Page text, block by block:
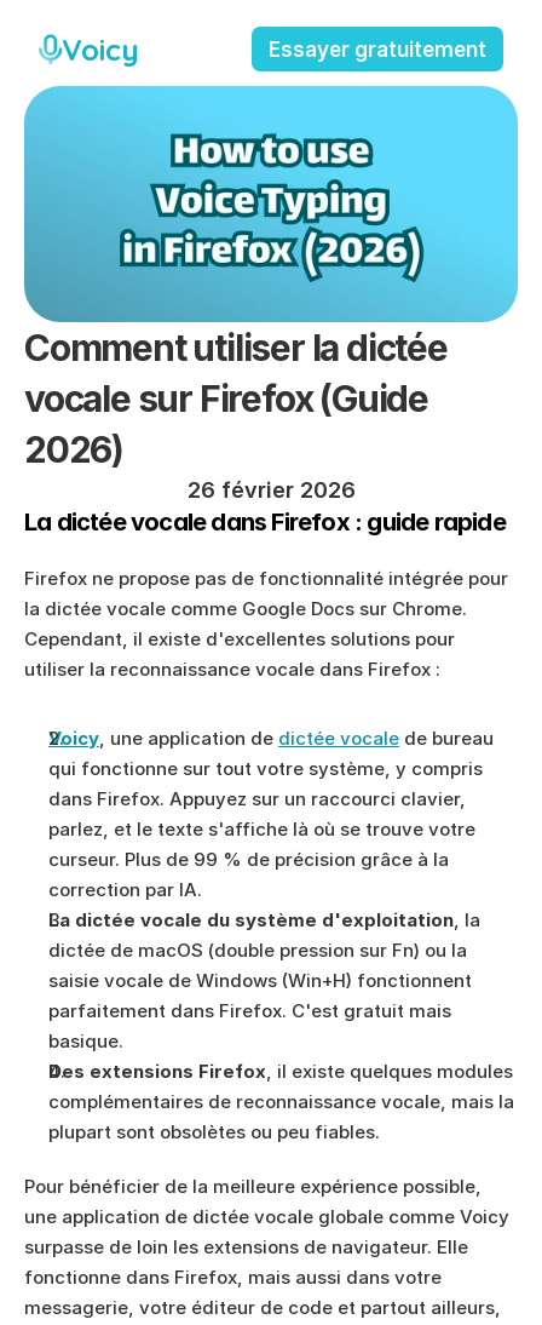
Voicy Essayer gratuitement
Comment utiliser la dictée
vocale sur Firefox (Guide
2026)
26 février 2026
La dictée vocale dans Firefox : guide rapide
Firefox ne propose pas de fonctionnalité intégrée pour
la dictée vocale comme Google Docs sur Chrome.
Cependant, il existe d'excellentes solutions pour
utiliser la reconnaissance vocale dans Firefox :
Voicy, une application de dictée vocale de bureau
qui fonctionne sur tout votre système, y compris
dans Firefox. Appuyez sur un raccourci clavier,
parlez, et le texte s'affiche là où se trouve votre
curseur. Plus de 99 % de précision grâce à la
correction par IA.
La dictée vocale du système d'exploitation, la
dictée de macOS (double pression sur Fn) ou la
saisie vocale de Windows (Win+H) fonctionnent
parfaitement dans Firefox. C'est gratuit mais
basique.
Des extensions Firefox, il existe quelques modules
complémentaires de reconnaissance vocale, mais la
plupart sont obsolètes ou peu fiables.
Pour bénéficier de la meilleure expérience possible,
une application de dictée vocale globale comme Voicy
surpasse de loin les extensions de navigateur. Elle
fonctionne dans Firefox, mais aussi dans votre
messagerie, votre éditeur de code et partout ailleurs,